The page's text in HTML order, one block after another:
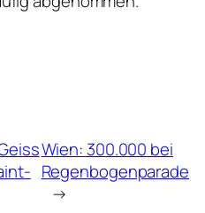
Wien: 300.000 bei
Regenbogenparade
→